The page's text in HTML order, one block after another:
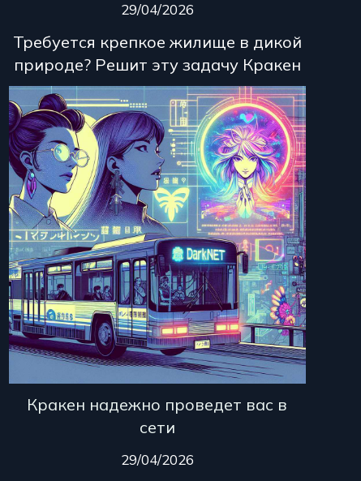
29/04/2026
Требуется крепкое жилище в дикой
природе? Решит эту задачу Кракен
Кракен надежно проведет вас в
сети
29/04/2026